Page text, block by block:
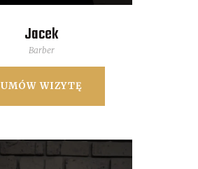
Jacek
Barber
UMÓW WIZYTĘ